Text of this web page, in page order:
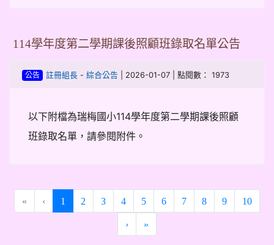
114學年度第二學期課後照顧班錄取名單公告
公告 註冊組長- 綜合公告 | 2026-01-07 | 點閱數： 1973
以下附檔為瑞梅國小114學年度第二學期課後照顧
班錄取名單，請參閱附件。
« ‹ 1 (current)
2 3 4 5 6 7 8 9 10
› »